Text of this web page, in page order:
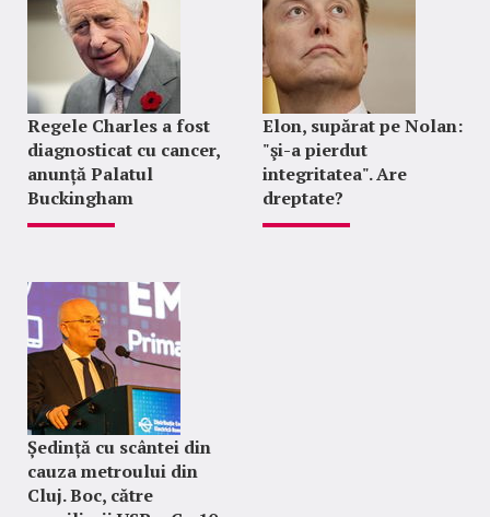
Regele Charles a fost
diagnosticat cu cancer,
anunță Palatul
Buckingham
Elon, supărat pe Nolan:
"şi-a pierdut
integritatea". Are
dreptate?
Ședință cu scântei din
cauza metroului din
Cluj. Boc, către